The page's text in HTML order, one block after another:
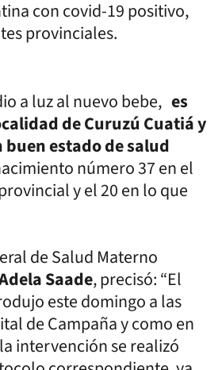
con covid-19 positivo,
provinciales.
a luz al nuevo bebe, es
de Curuzú Cuatiá y
buen estado de salud
número 37 en el
y el 20 en lo que
de Salud Materno
Saade, precisó: “El
este domingo a las
de Campaña y como en
intervención se realizó